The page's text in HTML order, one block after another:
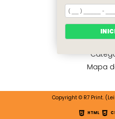
Mapa
Copyright © R7 Print.
HTML